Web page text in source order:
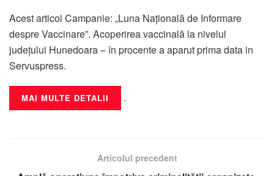
Acest articol Campanie: „Luna Națională de Informare
despre Vaccinare”. Acoperirea vaccinală la nivelul
județului Hunedoara – în procente a aparut prima data in
Servuspress.
MAI MULTE DETALII .
Articolul precedent